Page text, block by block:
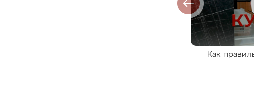
Как